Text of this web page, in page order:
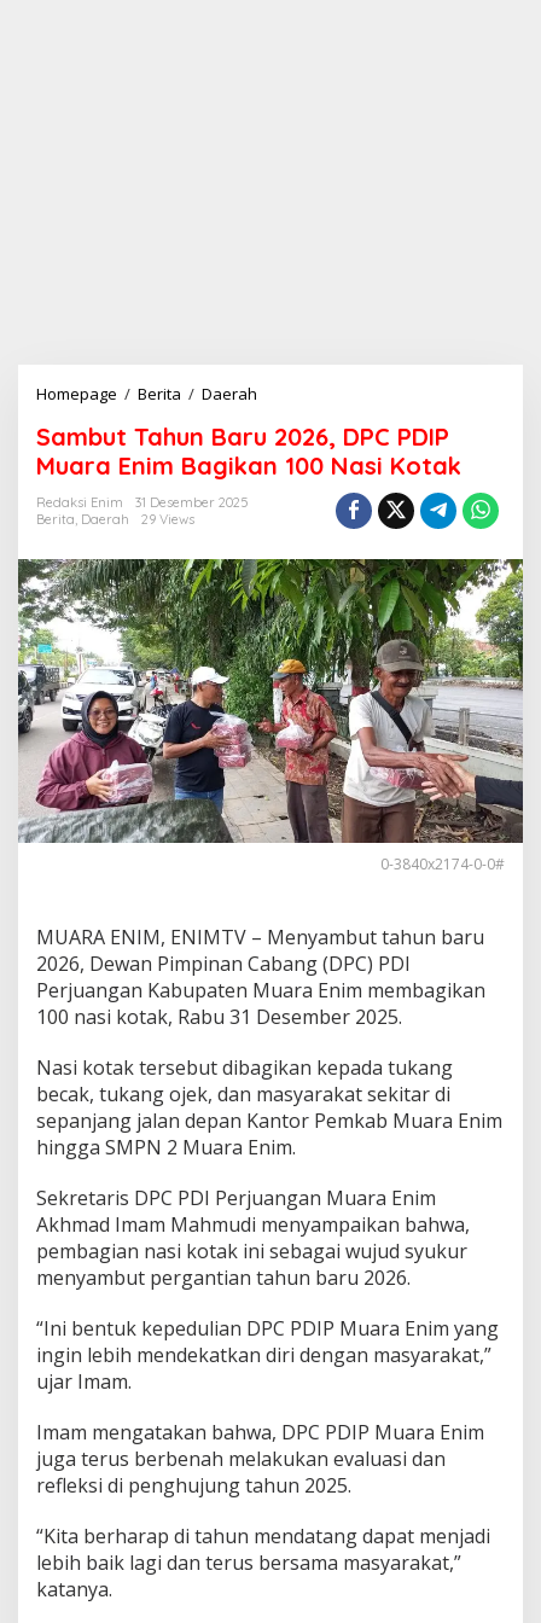
Homepage / Berita / Daerah
m
b
u
h
u
n
B
a
r
u
2
0
2
6
,
D
P
I
P
M
u
a
a
E
n
i
m
a
g
k
a
1
0
s
i
K
a
k
Sambut Tahun Baru 2026, DPC PDIP
Muara Enim Bagikan 100 Nasi Kotak
Redaksi Enim
31 Desember 2025
Berita, Daerah 29 Views
0-3840x2174-0-0#
MUARA ENIM, ENIMTV – Menyambut tahun baru
2026, Dewan Pimpinan Cabang (DPC) PDI
Perjuangan Kabupaten Muara Enim membagikan
100 nasi kotak, Rabu 31 Desember 2025.
Nasi kotak tersebut dibagikan kepada tukang
becak, tukang ojek, dan masyarakat sekitar di
sepanjang jalan depan Kantor Pemkab Muara Enim
hingga SMPN 2 Muara Enim.
Sekretaris DPC PDI Perjuangan Muara Enim
Akhmad Imam Mahmudi menyampaikan bahwa,
pembagian nasi kotak ini sebagai wujud syukur
menyambut pergantian tahun baru 2026.
“Ini bentuk kepedulian DPC PDIP Muara Enim yang
ingin lebih mendekatkan diri dengan masyarakat,”
ujar Imam.
Imam mengatakan bahwa, DPC PDIP Muara Enim
juga terus berbenah melakukan evaluasi dan
refleksi di penghujung tahun 2025.
“Kita berharap di tahun mendatang dapat menjadi
lebih baik lagi dan terus bersama masyarakat,”
katanya.